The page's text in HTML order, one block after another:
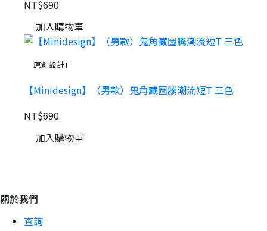
NT$690
加入購物車
原創設計T
【Minidesign】（男款）鬼角藏圖騰潮流短T 三色
NT$690
加入購物車
關於我們
查詢